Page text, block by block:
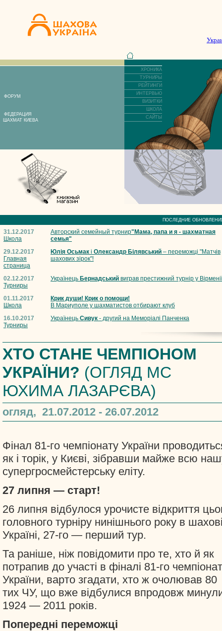
ФОРУМ
ФЕДЕРАЦИЯ
ШАХМАТ КИЕВА
ХРОНИКА
ТУРНИРЫ
РЕЙТИНГИ
ИНТЕРВЬЮ
ВИЗИТКИ
ШКОЛА
САЙТЫ
ПОСЛЕДНИЕ
31.12.2017
Школа
Авторский семейный турнир"Мама, папа и я - шахматная
семья"
29.12.2017
Главная
страница
Юлія Осьмак і Олександр Білявський – переможці "Матчів
шахових зірок"!
02.12.2017
Турниры
Українець Бернадський виграв престижний турнір у Вірменії
01.11.2017
Школа
Крик души! Крик о помощи!
В Мариуполе у шахматистов отбирают клуб
16.10.2017
Турниры
Українець Сивук - другий на Меморіалі Панченка
ХТО СТАНЕ ЧЕМПІОНОМ
УКРАЇНИ? (ОГЛЯД МС
ЮХИМА ЛАЗАРЄВА)
огляд, 21.07.2012 - 26.07.2012
Фінал 81-го чемпіонату України
як і торік, у Києві, зібравши майже всю
супергросмейстерську еліту.
27 липня — старт!
26 липня відбулося урочисте відкриття
головного турніру нинішнього року в
Україні, 27-го — перший тур.
Та раніше, ніж повідомити про те, хто й як
потрапив до участі в фіналі 81-го
України, варто згадати, хто ж очолював 80
тих ЧУ, що вже відбулися впродовж
1924 — 2011 років.
Попередні переможці